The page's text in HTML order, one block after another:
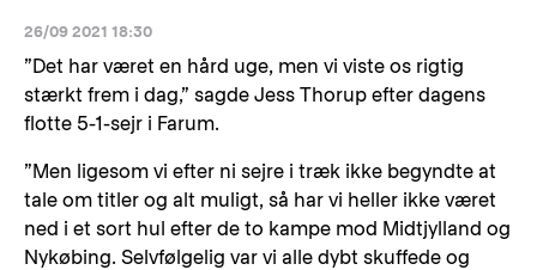
26/09 2021 18:30
”Det har været en hård uge, men vi viste os rigtig
stærkt frem i dag,” sagde Jess Thorup efter dagens
flotte 5-1-sejr i Farum.
”Men ligesom vi efter ni sejre i træk ikke begyndte at
tale om titler og alt muligt, så har vi heller ikke været
ned i et sort hul efter de to kampe mod Midtjylland og
Nykøbing. Selvfølgelig var vi alle dybt skuffede og